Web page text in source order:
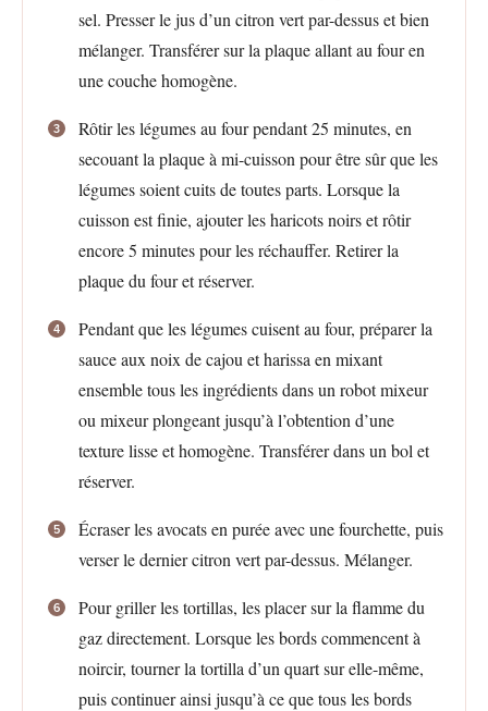
sel. Presser le jus d’un citron vert par-dessus et bien
mélanger. Transférer sur la plaque allant au four en
une couche homogène.
Rôtir les légumes au four pendant 25 minutes, en
secouant la plaque à mi-cuisson pour être sûr que les
légumes soient cuits de toutes parts. Lorsque la
cuisson est finie, ajouter les haricots noirs et rôtir
encore 5 minutes pour les réchauffer. Retirer la
plaque du four et réserver.
Pendant que les légumes cuisent au four, préparer la
sauce aux noix de cajou et harissa en mixant
ensemble tous les ingrédients dans un robot mixeur
ou mixeur plongeant jusqu’à l’obtention d’une
texture lisse et homogène. Transférer dans un bol et
réserver.
Écraser les avocats en purée avec une fourchette, puis
verser le dernier citron vert par-dessus. Mélanger.
Pour griller les tortillas, les placer sur la flamme du
gaz directement. Lorsque les bords commencent à
noircir, tourner la tortilla d’un quart sur elle-même,
puis continuer ainsi jusqu’à ce que tous les bords